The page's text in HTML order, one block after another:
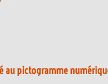
au pictogramme